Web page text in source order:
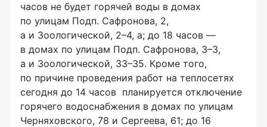
часов не будет горячей воды в домах
по улицам Подп. Сафронова, 2,
а и Зоологической, 2–4, а; до 18 часов —
в домах по улицам Подп. Сафронова, 3–3,
а и Зоологической, 33–35. Кроме того,
по причине проведения работ на теплосетях
сегодня до 14 часов планируется отключение
горячего водоснабжения в домах по улицам
Черняховского, 78 и Сергеева, 61; до 16